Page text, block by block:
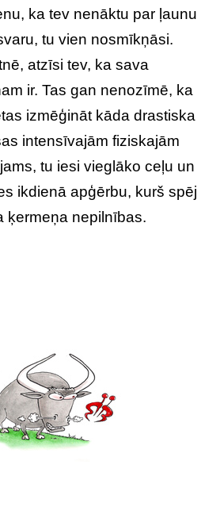
ka tev nenāktu par ļaunu
tu vien nosmīkņāsi.
atzīsi tev, ka sava
ir. Tas gan nenozīmē, ka
izmēģināt kāda drastiska
intensīvajām fiziskajām
tu iesi vieglāko ceļu un
ikdienā apģērbu, kurš spēj
ķermeņa nepilnības.